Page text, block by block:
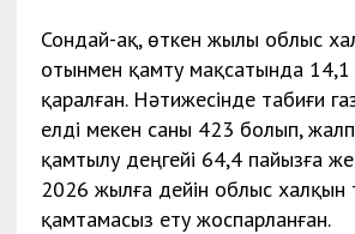
Сондай-ақ, өткен жылы облыс
отынмен қамту мақсатында
қаралған. Нәтижесінде табиғи
елді мекен саны 423 болып,
қамтылу деңгейі 64,4 пайызға
2026 жылға дейін облыс халқын
қамтамасыз ету жоспарланған.